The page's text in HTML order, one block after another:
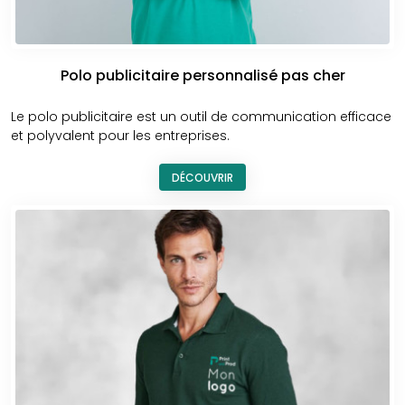
nous contacter
pour en savoir plus sur nos polos
personnalisables pour homme et pour obtenir un devis
Crédit photo : ©freepik.com
Polo publicitaire personnalisé pas cher
Le polo publicitaire est un outil de communication efficace
et polyvalent pour les entreprises.
DÉCOUVRIR